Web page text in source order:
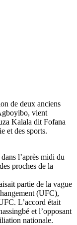
de deux anciens
vient
Kalala dit Fofana
et des sports.
l’après midi du
proches de la
partie de la vague
(UFC),
L’accord était
et l’opposant
nationale.